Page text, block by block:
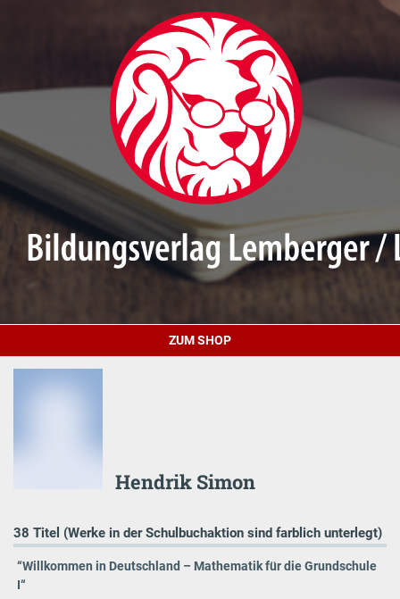
ZUM SHOP
Hendrik Simon
38 Titel (Werke in der Schulbuchaktion sind farblich unterlegt)
“Willkommen in Deutschland – Mathematik für die Grundschule
I“